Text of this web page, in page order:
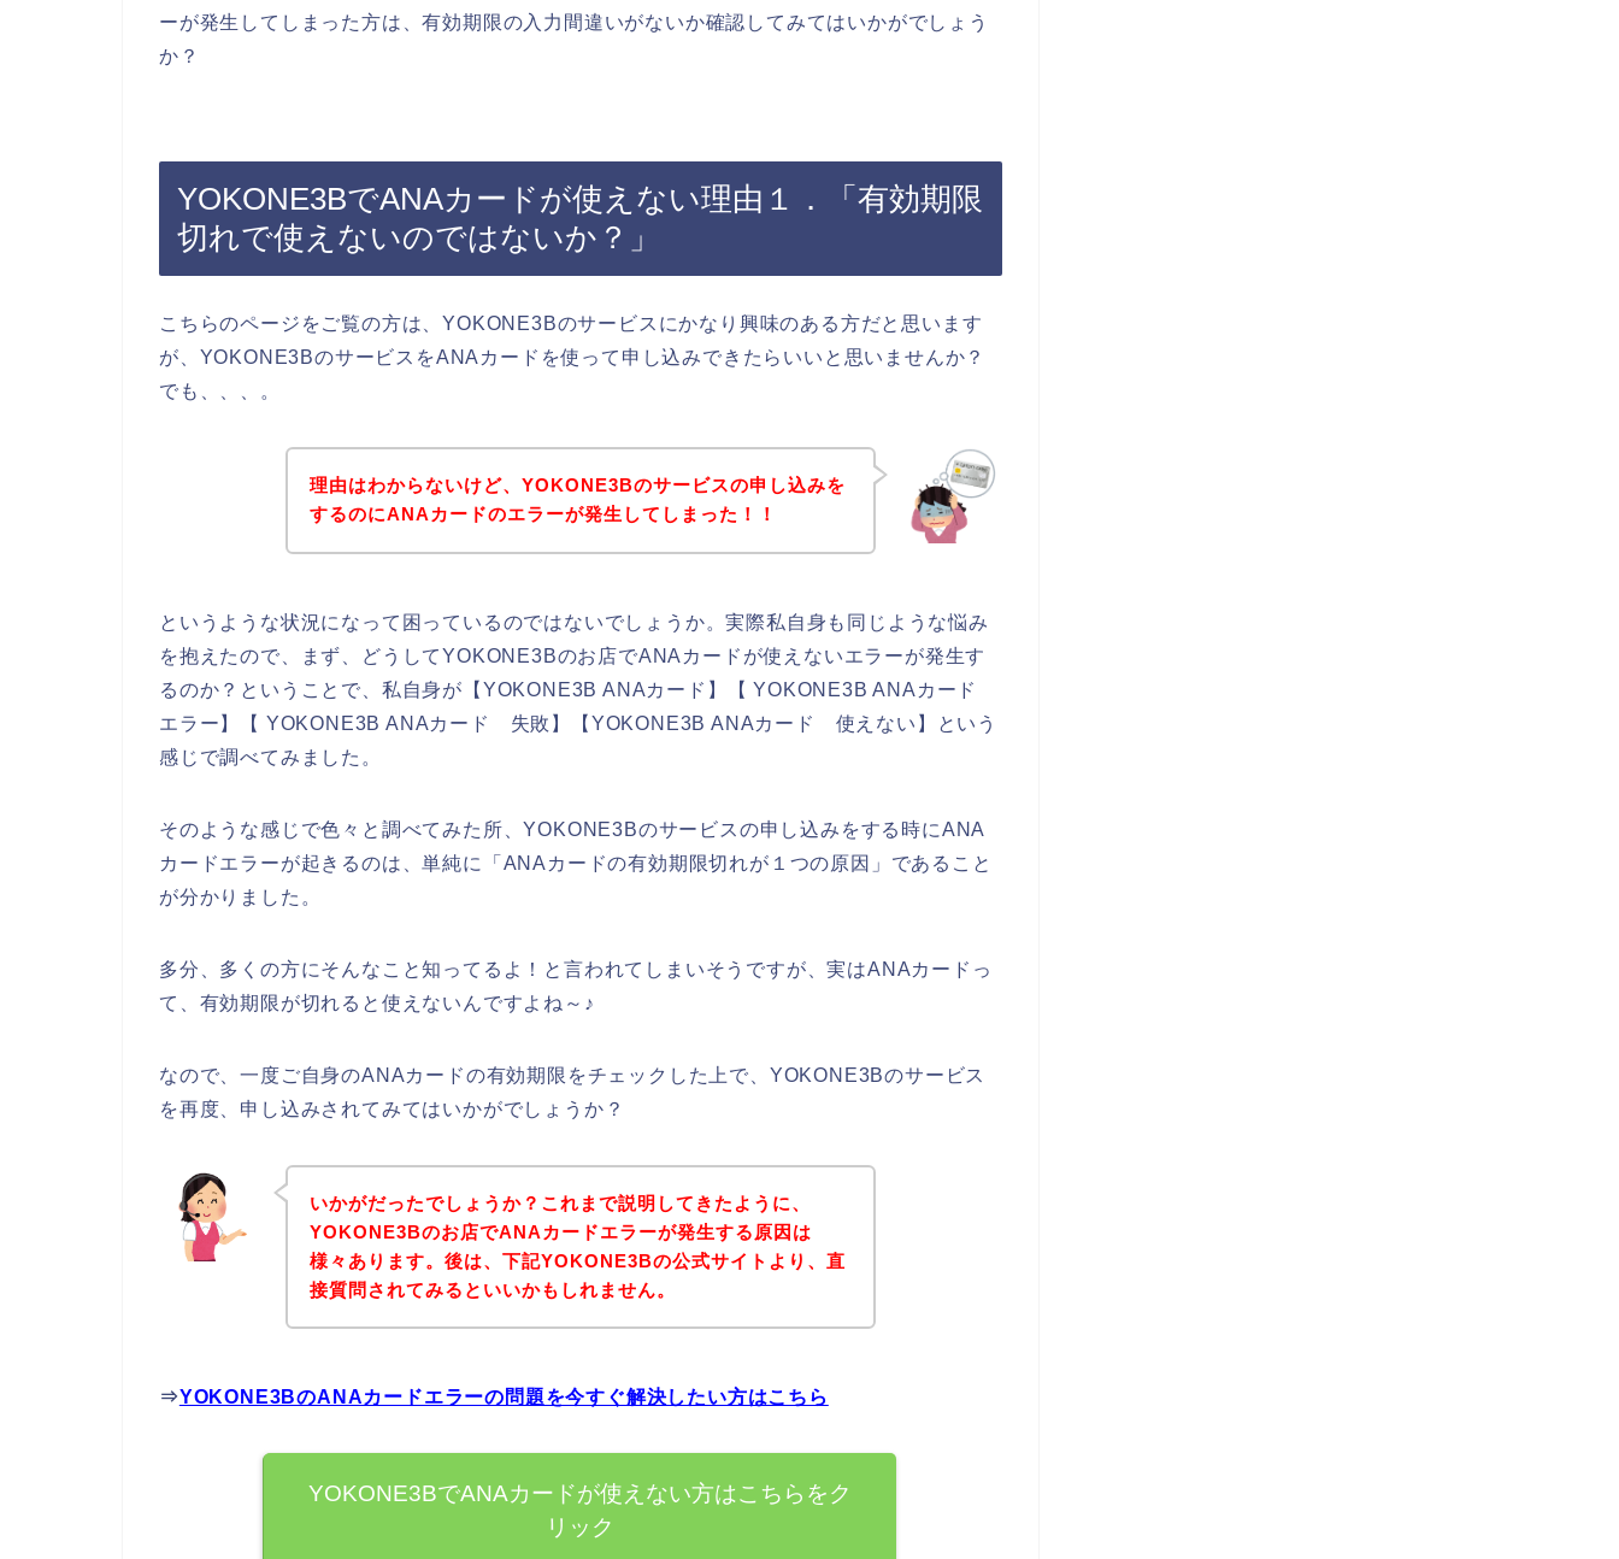
ーが発生してしまった方は、有効期限の入力間違いがないか確認してみてはいかがでしょう
か？
YOKONE3BでANAカードが使えない理由１．「有効期限
切れで使えないのではないか？」
こちらのページをご覧の方は、YOKONE3Bのサービスにかなり興味のある方だと思います
が、YOKONE3BのサービスをANAカードを使って申し込みできたらいいと思いませんか？
でも、、、。
理由はわからないけど、YOKONE3Bのサービスの申し込みを
するのにANAカードのエラーが発生してしまった！！
というような状況になって困っているのではないでしょうか。実際私自身も同じような悩み
を抱えたので、まず、どうしてYOKONE3Bのお店でANAカードが使えないエラーが発生す
るのか？ということで、私自身が【YOKONE3B ANAカード】【 YOKONE3B ANAカード
エラー】【 YOKONE3B ANAカード 失敗】【YOKONE3B ANAカード 使えない】という
感じで調べてみました。
そのような感じで色々と調べてみた所、YOKONE3Bのサービスの申し込みをする時にANA
カードエラーが起きるのは、単純に「ANAカードの有効期限切れが１つの原因」であること
が分かりました。
多分、多くの方にそんなこと知ってるよ！と言われてしまいそうですが、実はANAカードっ
て、有効期限が切れると使えないんですよね～♪
なので、一度ご自身のANAカードの有効期限をチェックした上で、YOKONE3Bのサービス
を再度、申し込みされてみてはいかがでしょうか？
いかがだったでしょうか？これまで説明してきたように、
YOKONE3Bのお店でANAカードエラーが発生する原因は
様々あります。後は、下記YOKONE3Bの公式サイトより、直
接質問されてみるといいかもしれません。
⇒YOKONE3BのANAカードエラーの問題を今すぐ解決したい方はこちら
YOKONE3BでANAカードが使えない方はこちらをク
リック